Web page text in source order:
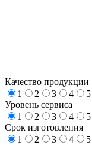
Качество продукции
1
2 3 4
5
Уровень сервиса
1
2 3 4
5
Срок изготовления
1
2 3 4
5